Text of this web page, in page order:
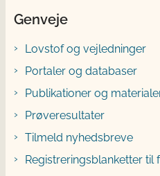
Genveje
Lovstof og vejledninger
Portaler og databaser
Publikationer og
Prøveresultater
Tilmeld nyhedsbreve
Registreringsblanketter